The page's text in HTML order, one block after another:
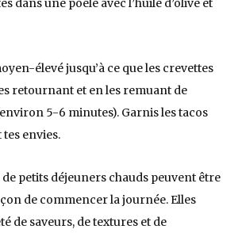
dans une poêle avec l’huile d’olive et
élevé jusqu’à ce que les crevettes
retournant et en les remuant de
5-6 minutes). Garnis les tacos
tes envies.
petits déjeuners chauds peuvent être
de commencer la journée. Elles
de saveurs, de textures et de